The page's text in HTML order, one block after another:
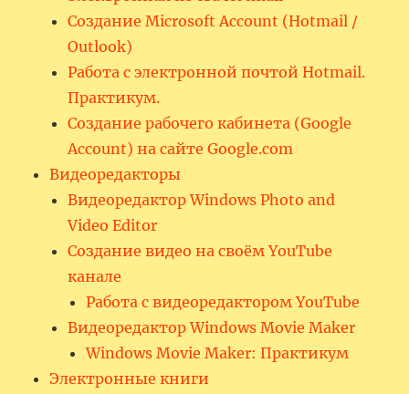
Создание Microsoft Account (Hotmail /
Outlook)
Работа с электронной почтой Hotmail.
Практикум.
Создание рабочего кабинета (Google
Account) на сайте Google.com
Видеоредакторы
Видеоредактор Windows Photo and
Video Editor
Создание видео на своём YouTube
канале
Работа с видеоредактором YouTube
Видеоредактор Windows Movie Maker
Windows Movie Maker: Практикум
Электронные книги